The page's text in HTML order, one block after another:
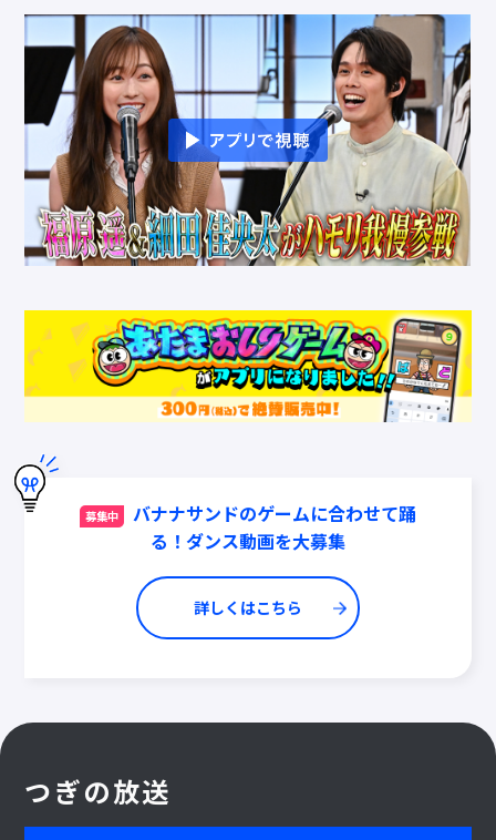
募集中
バナナサンドのゲームに合わせて踊
る！ダンス動画を大募集
詳しくはこちら
つぎの放送